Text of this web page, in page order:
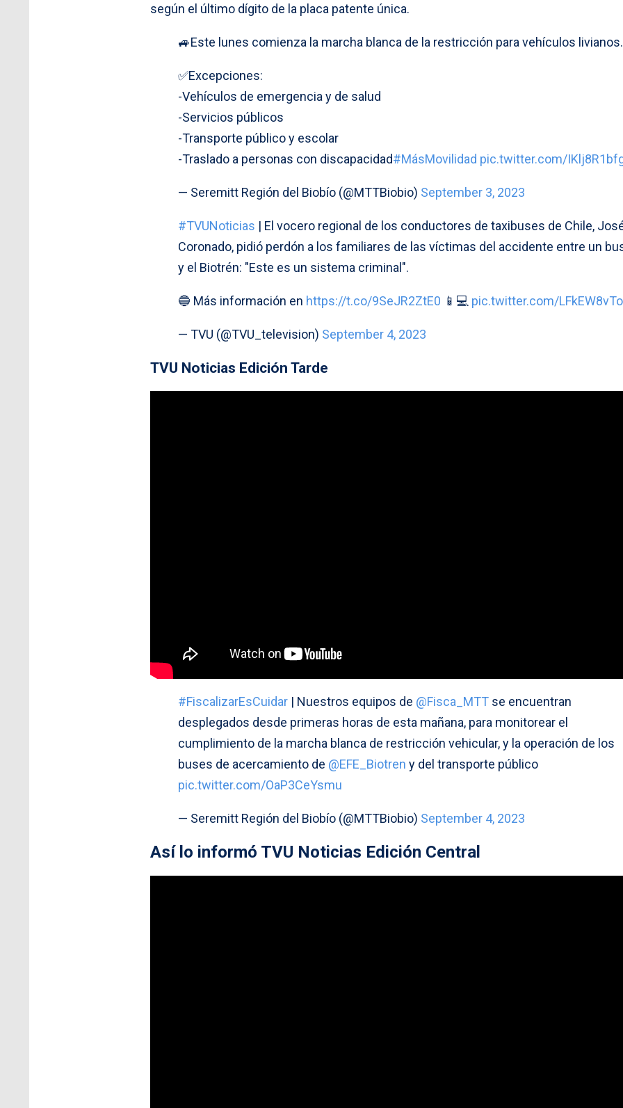
según el último dígito de la placa patente única.
🚙Este lunes comienza la marcha blanca de la restricción para vehículos livianos.
✅Excepciones:
-Vehículos de emergencia y de salud
-Servicios públicos
-Transporte público y escolar
-Traslado a personas con discapacidad#MásMovilidad pic.twitter.com/
— Seremitt Región del Biobío (@MTTBiobio) September 3, 2023
#TVUNoticias | El vocero regional de los conductores de taxibuses de Chile,
Coronado, pidió perdón a los familiares de las víctimas del accidente entre un
y el Biotrén: "Este es un sistema criminal".
🔵 Más información en https://t.co/9SeJR2ZtE0 📱💻 pic.twitter.com/
— TVU (@TVU_television) September 4, 2023
TVU Noticias Edición Tarde
#FiscalizarEsCuidar | Nuestros equipos de @Fisca_MTT se encuentran
desplegados desde primeras horas de esta mañana, para monitorear el
cumplimiento de la marcha blanca de restricción vehicular, y la operación de los
buses de acercamiento de @EFE_Biotren y del transporte público
pic.twitter.com/OaP3CeYsmu
— Seremitt Región del Biobío (@MTTBiobio) September 4, 2023
Así lo informó TVU Noticias Edición Central